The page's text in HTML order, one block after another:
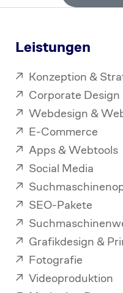
Leistungen
Konzeption &
Corporate Design
Webdesign &
E-Commerce
Apps & Webtools
Social Media
SEO-Pakete
Grafikdesign &
Fotografie
Videoproduktion